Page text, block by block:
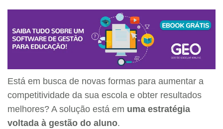
Está em busca de novas formas para aumentar a
competitividade da sua escola e obter resultados
melhores? A solução está em uma estratégia
voltada à gestão do aluno.